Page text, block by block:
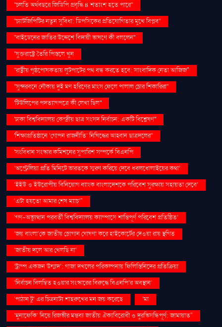
''চলতি অর্থবছরে জিডিপি প্রবৃদ্ধি ৪ শতাংশ হতে পারে''
''চ্যাটজিপিটির নতুন সুবিধা: ডিপসিকের প্রতিযোগিতার মুখে বিপ্লব''
''বাইডেনের জাতির উদ্দেশে বিদায়ী ভাষণে কী বললেন''
''যুক্তরাষ্ট্রে তৈরি পিস্তলে খুন
''রাষ্ট্রীয় পৃষ্ঠপোষকতায় লুটপাটের পথ বন্ধ করতে হবে: সাংবাদিক নেতা আজিজ"
''সুন্দরবনে নৌকায় দুই মণ হরিণের মাংস ফেলে পালাল চোর শিকারিরা''
'টিউলিপের পদত্যাগপত্রে কী লেখা ছিল''
'ঢাকা বিশ্ববিদ্যালয় কেন্দ্রীয় ছাত্র সংসদ নির্বাচন: একটি বিশ্লেষণ''
'শিক্ষাপ্রতিষ্ঠানে ‘গোপন রাজনীতি’ নিষিদ্ধের আহ্বান ছাত্রদলের''
'সংবিধান সংস্কার কমিশনের সুপারিশ সম্পর্কে বিএনপি
‘অস্ট্রেলিয়া প্রতি মিনিটে ভারতকে স্মরণ করিয়ে দেবে ধবলধোলাইয়ের কথা’
‘ইইউ ও ইউরোপীয় বিনিয়োগ ব্যাংক বাংলাদেশকে পরিবেশ সুরক্ষায় সহায়তা দেবে’
‘এটা হয়তো আমার শেষ ম্যাচ’"
‘গণ–অভ্যুত্থান পরবর্তী বিশ্ববিদ্যালয় ক্যাম্পাসে শান্তিপূর্ণ পরিবেশ প্রতিষ্ঠিত’
‘জয় বাংলা’কে জাতীয় স্লোগান ঘোষণা করে হাইকোর্টের দেওয়া রায় স্থগিত
‘জাতীয় দলে আর খেলছি না’
‘ট্রাম্প একজন উন্মাদ’: গাজা দখলের পরিকল্পনায় ফিলিস্তিনিদের প্রতিক্রিয়া
‘নির্বাচন বিলম্বিত হওয়ার সংস্কারের বিরুদ্ধে বিএনপি’র অবস্থান’
‘পাঠান টু’ এর চিত্রনাট্য শাহরুখের মন জয় করেছে
‘মা
‘মুনাফেকি’ নিয়ে রিজভীর মন্তব্য জাতীয় ঐক্যবিরোধী ও দুরভিসন্ধিপূর্ণ: জামায়াত"